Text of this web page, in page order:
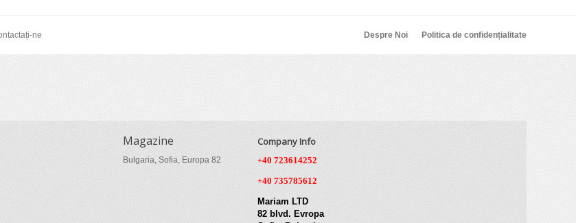
ne Despre Noi Politica de confidențialitate
Magazine
Bulgaria, Sofia, Europa 82
Company Info
+40 723614252
+40 735785612
Mariam LTD
82 blvd. Evropa